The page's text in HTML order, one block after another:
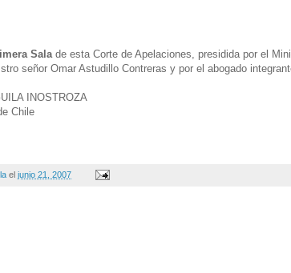
Sala de esta Corte de Apelaciones, presidida por el
señor Omar Astudillo Contreras y por el abogado
INOSTROZA
Chile
el junio 21, 2007